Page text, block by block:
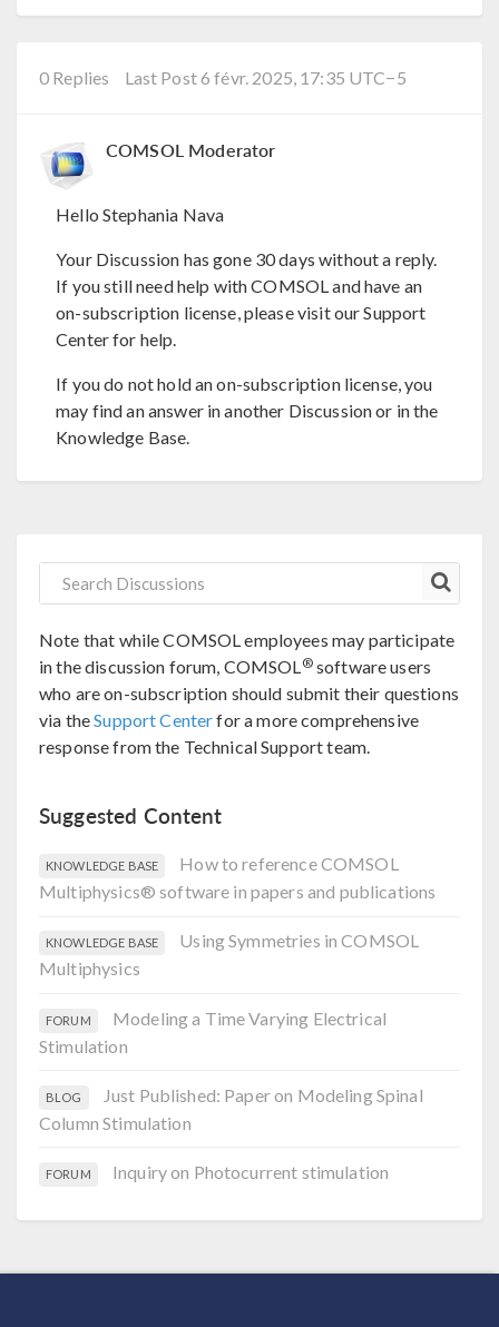
0 Replies Last Post 6 févr. 2025, 17:35 UTC−5
COMSOL Moderator
Hello Stephania Nava
Your Discussion has gone 30 days without a reply.
If you still need help with COMSOL and have an
on-subscription license, please visit our Support
Center for help.
If you do not hold an on-subscription license, you
may find an answer in another Discussion or in the
Knowledge Base.
Note that while COMSOL employees may participate
in the discussion forum, COMSOL®software users
who are on-subscription should submit their questions
via theSupport Centerfor a more comprehensive
response from the Technical Support team.
Suggested Content
KNOWLEDGE BASE
How to reference COMSOL
Multiphysics® software in papers and publications
KNOWLEDGE BASE
Using Symmetries in COMSOL
Multiphysics
FORUM
Modeling a Time Varying Electrical
Stimulation
BLOG
Just Published: Paper on Modeling Spinal
Column Stimulation
FORUM Inquiry on Photocurrent stimulation